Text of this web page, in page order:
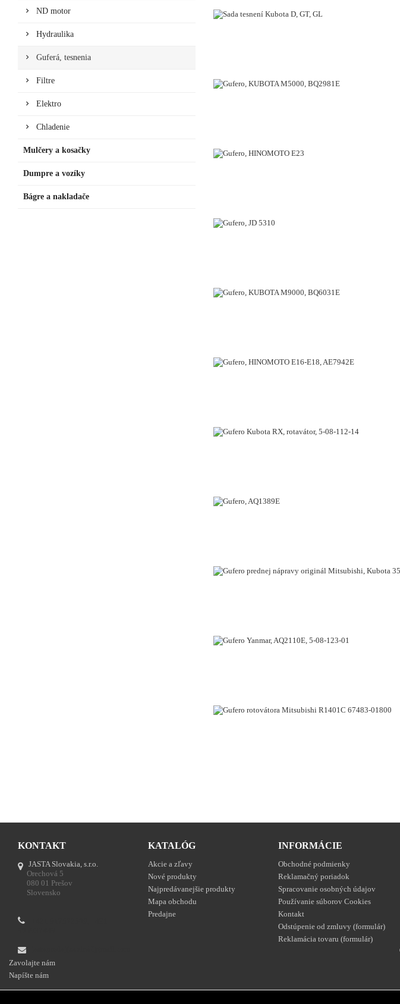
ND motor
Hydraulika
Guferá, tesnenia
Filtre
Elektro
Chladenie
Mulčery a kosačky
Dumpre a vozíky
Bágre a nakladače
KONTAKT
JASTA Slovakia, s.r.o.
Orechová 5
080 01 Prešov
Slovensko
KATALÓG
Akcie a zľavy
Nové produkty
Najpredávanejšie produkty
Mapa obchodu
Predajne
INFORMÁCIE
Obchodné podmienky
Reklamačný poriadok
Spracovanie osobných údajov
Používanie súborov Cookies
Kontakt
Odstúpenie od zmluvy (formulár)
Reklamácia tovaru (formulár)
Zavolajte nám
Napíšte nám